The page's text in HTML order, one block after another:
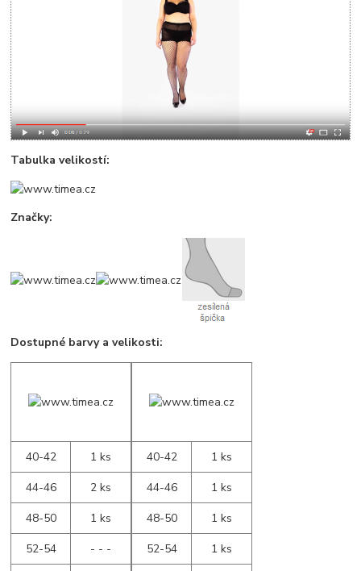
Tabulka velikostí:
Značky:
Dostupné barvy a velikosti:
40-42
1 ks
44-46
2 ks
48-50
1 ks
52-54
- - -
40-42
1 ks
44-46
1 ks
48-50
1 ks
52-54
1 ks